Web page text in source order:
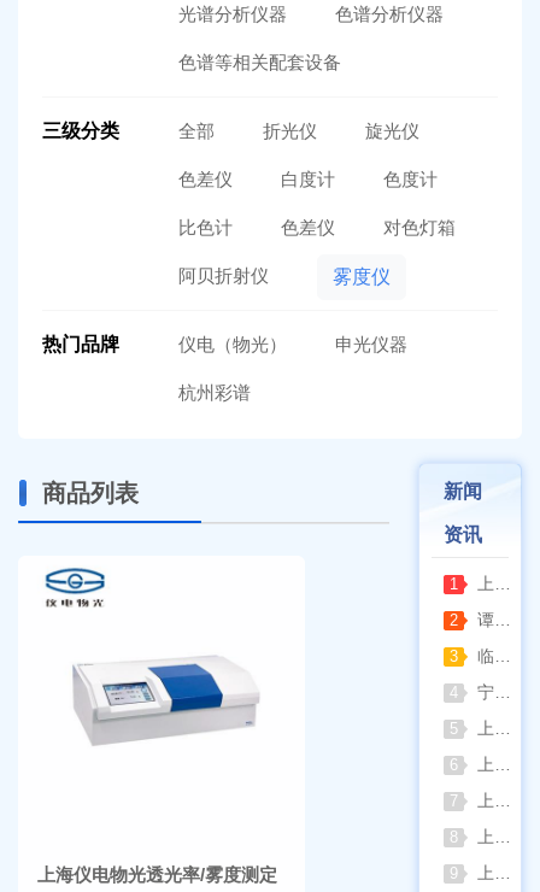
光谱分析仪器 色谱分析仪器
色谱等相关配套设备
三级分类 全部 折光仪 旋光仪
色差仪 白度计 色度计
比色计 色差仪 对色灯箱
阿贝折射仪 雾度仪
热门品牌 仪电（物光） 申光仪器
杭州彩谱
商品列表
上海仪电物光透光率/雾度测定
新闻
资讯
1 上海亚荣旋蒸+真空泵一站式实验室配套方案
2 谭氏真空2XZ-2/4直联旋片式真空泵全面升级，取消气镇阀、油镜变大更便捷
3 临海谭氏DVP系列隔膜真空泵：抗腐蚀、高稳定性的实验室与工业真空解决方案
4 宁波久兴JSM系列手提式压力蒸汽灭菌器：安全高效的实验室灭菌利器
5 上海浦春JY系列静水力学天平：工程与科研领域的精准密度测试利器
6 上海申光WYA-2S数字阿贝折射仪与低温恒温槽组合应用方案
7 上海一恒生化培养箱科学选型指南
8 上海彼爱姆荧光显微镜在多领域样品荧光成像中的应用与工艺优化
9 上海仪电（上分）紫外可见分光光度计如何选型